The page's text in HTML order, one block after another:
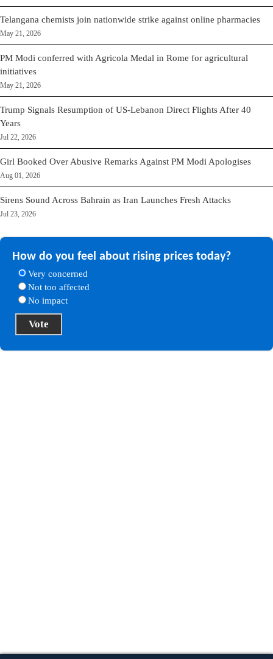
Telangana chemists join nationwide strike against online pharmacies
May 21, 2026
PM Modi conferred with Agricola Medal in Rome for agricultural
initiatives
May 21, 2026
Trump Signals Resumption of US-Lebanon Direct Flights After 40
Years
Jul 22, 2026
Girl Booked Over Abusive Remarks Against PM Modi Apologises
Aug 01, 2026
Sirens Sound Across Bahrain as Iran Launches Fresh Attacks
Jul 23, 2026
How do you feel about rising prices today?
Very concerned
Not too affected
No impact